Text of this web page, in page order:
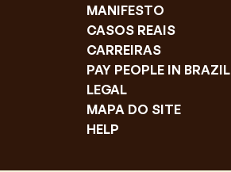
MANIFESTO
CASOS REAIS
CARREIRAS
PAY PEOPLE IN BRAZIL
LEGAL
MAPA DO SITE
HELP